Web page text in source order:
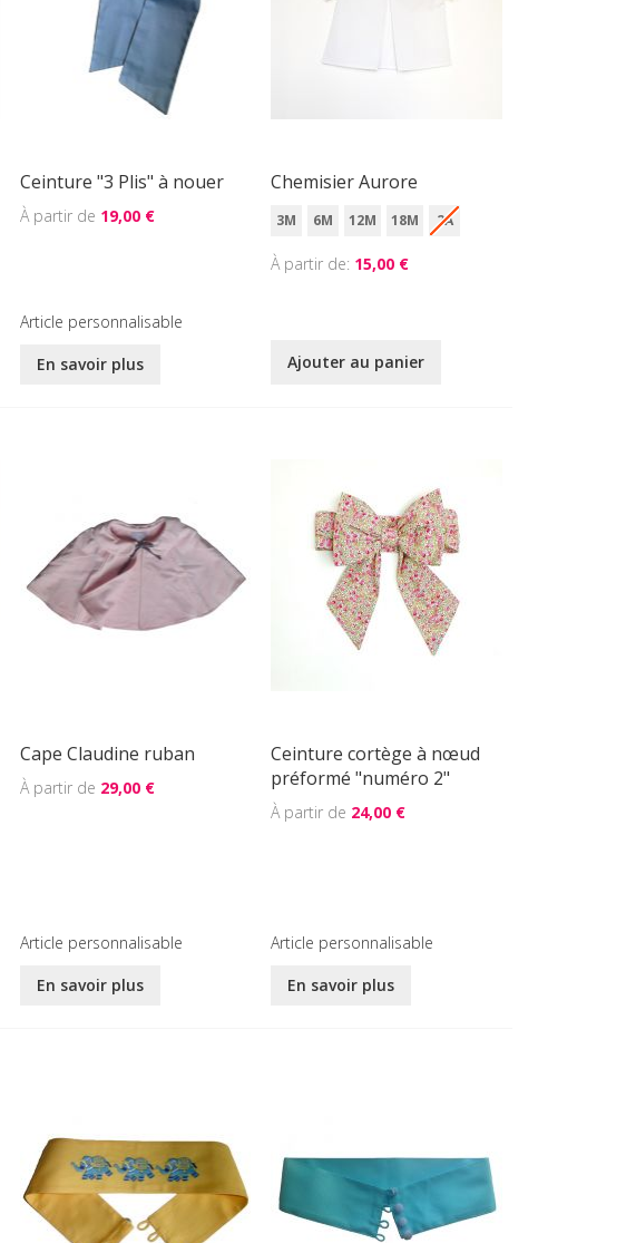
Ceinture "3 Plis" à nouer
19,00 €
Article personnalisable
En savoir plus
Chemisier Aurore
3M 6M 12M 18M 2A
À partir de 15,00 €
Ajouter au panier
Cape Claudine ruban
29,00 €
Article personnalisable
En savoir plus
Ceinture cortège à nœud
préformé "numéro 2"
24,00 €
Article personnalisable
En savoir plus